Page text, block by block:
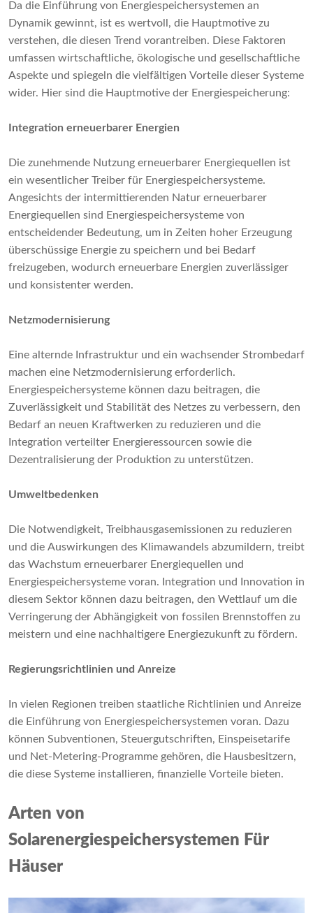
Da die Einführung von Energiespeichersystemen an
Dynamik gewinnt, ist es wertvoll, die Hauptmotive zu
verstehen, die diesen Trend vorantreiben. Diese Faktoren
umfassen wirtschaftliche, ökologische und gesellschaftliche
Aspekte und spiegeln die vielfältigen Vorteile dieser Systeme
wider. Hier sind die Hauptmotive der Energiespeicherung:
Integration erneuerbarer Energien
Die zunehmende Nutzung erneuerbarer Energiequellen ist
ein wesentlicher Treiber für Energiespeichersysteme.
Angesichts der intermittierenden Natur erneuerbarer
Energiequellen sind Energiespeichersysteme von
entscheidender Bedeutung, um in Zeiten hoher Erzeugung
überschüssige Energie zu speichern und bei Bedarf
freizugeben, wodurch erneuerbare Energien zuverlässiger
und konsistenter werden.
Netzmodernisierung
Eine alternde Infrastruktur und ein wachsender Strombedarf
machen eine Netzmodernisierung erforderlich.
Energiespeichersysteme können dazu beitragen, die
Zuverlässigkeit und Stabilität des Netzes zu verbessern, den
Bedarf an neuen Kraftwerken zu reduzieren und die
Integration verteilter Energieressourcen sowie die
Dezentralisierung der Produktion zu unterstützen.
Umweltbedenken
Die Notwendigkeit, Treibhausgasemissionen zu reduzieren
und die Auswirkungen des Klimawandels abzumildern, treibt
das Wachstum erneuerbarer Energiequellen und
Energiespeichersysteme voran. Integration und Innovation in
diesem Sektor können dazu beitragen, den Wettlauf um die
Verringerung der Abhängigkeit von fossilen Brennstoffen zu
meistern und eine nachhaltigere Energiezukunft zu fördern.
Regierungsrichtlinien und Anreize
In vielen Regionen treiben staatliche Richtlinien und Anreize
die Einführung von Energiespeichersystemen voran. Dazu
können Subventionen, Steuergutschriften, Einspeisetarife
und Net-Metering-Programme gehören, die Hausbesitzern,
die diese Systeme installieren, finanzielle Vorteile bieten.
Arten von
Solarenergiespeichersystemen Für
Häuser